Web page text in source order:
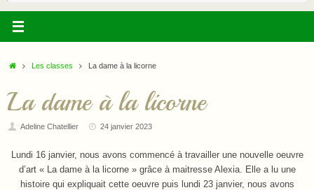
AccueilLes classes La dame à la licorne
La dame à la licorne
Adeline Chatellier 24 janvier 2023
Lundi 16 janvier, nous avons commencé à travailler une nouvelle oeuvre
d’art « La dame à la licorne » grâce à maitresse Alexia. Elle a lu une
histoire qui expliquait cette oeuvre puis lundi 23 janvier, nous avons